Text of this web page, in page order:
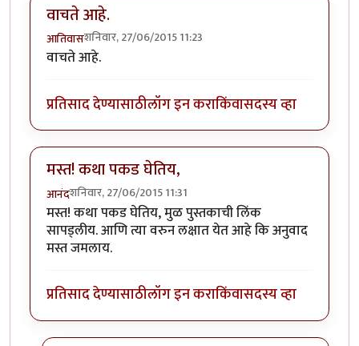
वाचते आहे.
आतिवासशनिवार, 27/06/2015 11:23
वाचते आहे.
प्रतिसाद देण्यासाठीलॉग इन कराकिंवासदस्य व्हा
मस्त! कथा पकड घेतिय,
आनंदशनिवार, 27/06/2015 11:31
मस्त! कथा पकड घेतिय, मुळ पुस्तकाची लिंक
सापड्लीय. आणि त्या वरुन लक्षात येत आहे कि अनुवाद
मस्त जमलाय.
प्रतिसाद देण्यासाठीलॉग इन कराकिंवासदस्य व्हा